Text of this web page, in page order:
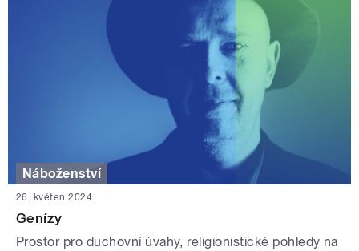
Náboženství
26. květen 2024
Genízy
Prostor pro duchovní úvahy, religionistické pohledy na